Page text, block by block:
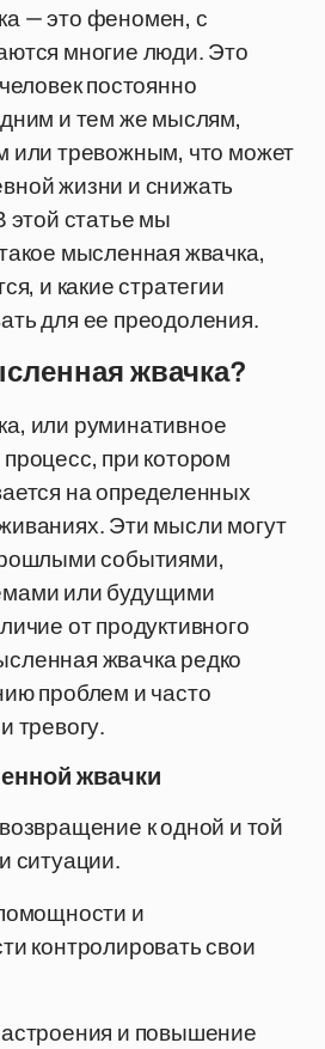
— это феномен, с
многие люди. Это
постоянно
и тем же мыслям,
или тревожным, что может
жизни и снижать
этой статье мы
мысленная жвачка,
и какие стратегии
для ее преодоления.
жвачка?
или руминативное
при котором
на определенных
Эти мысли могут
событиями,
или будущими
от продуктивного
жвачка редко
проблем и часто
тревогу.
жвачки
к одной и той
ситуации.
и
контролировать свои
и повышение